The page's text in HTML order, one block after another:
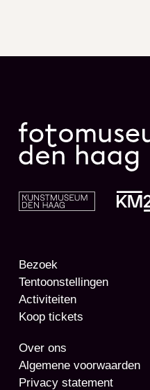
Bezoek
Tentoonstellingen
Activiteiten
Koop tickets
Over ons
Algemene voorwaarden
Privacy statement